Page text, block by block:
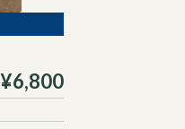
¥6,800